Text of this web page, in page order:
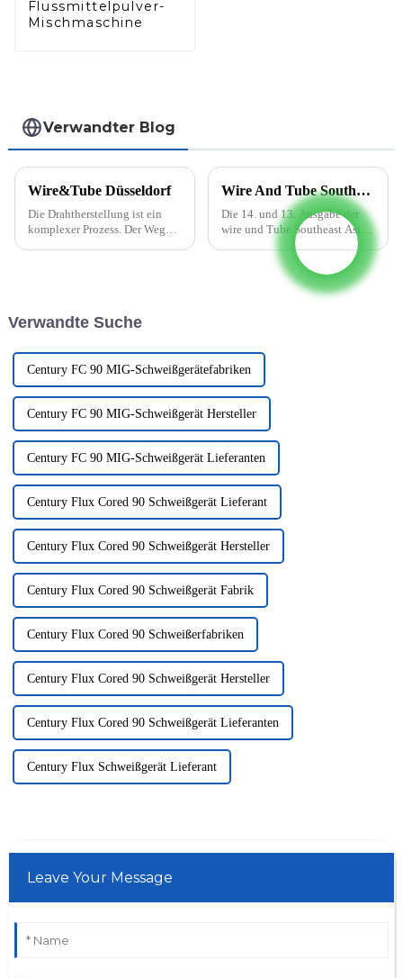
Flussmittelpulver-
Mischmaschine
Verwandter Blog
Wire&Tube Düsseldorf
Die Drahtherstellung ist ein
komplexer Prozess. Der Weg
seinen Zieldurchmesser
Wire And Tube Southeast Asia findet vom 5. bis 7. Oktober 2022 statt
Die 14. und 13. Ausgabe der
wire und Tube Southeast Asia
wird auf den späteren Teil des
Jahres 2022 verschoben, wenn
die beiden parallel
stattfindenden Messen vom 5.
Verwandte Suche
Century FC 90 MIG-Schweißgerätefabriken
Century FC 90 MIG-Schweißgerät Hersteller
Century FC 90 MIG-Schweißgerät Lieferanten
Century Flux Cored 90 Schweißgerät Lieferant
Century Flux Cored 90 Schweißgerät Hersteller
Century Flux Cored 90 Schweißgerät Fabrik
Century Flux Cored 90 Schweißerfabriken
Century Flux Cored 90 Schweißgerät Hersteller
Century Flux Cored 90 Schweißgerät Lieferanten
Century Flux Schweißgerät Lieferant
Leave Your Message